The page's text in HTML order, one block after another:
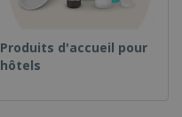
Produits d'accueil pour
hôtels